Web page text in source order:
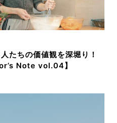
たちの価値観を深堀り！
Note vol.04】